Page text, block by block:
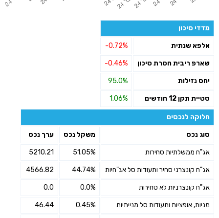
מדדי סיכון
אלפא שנתית -0.72%
שארפ ריבית חסרת סיכון -0.46%
יחס נזילות 95.0%
סטיית תקן 12 חודשים 1.06%
חלוקה לנכסים
סוג נכס משקל נכס ערך נכס
אג"ח ממשלתיות סחירות 51.05%
5210.21
אג"ח קונצרני סחיר ותעודות סל אג"חיות 44.74%
4566.82
אג"ח קונצרניות לא סחירות 0.0%
0.0
מניות, אופציות ותעודות סל מנייתיות 0.45%
46.44